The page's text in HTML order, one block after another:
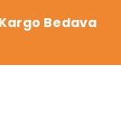
Bedava